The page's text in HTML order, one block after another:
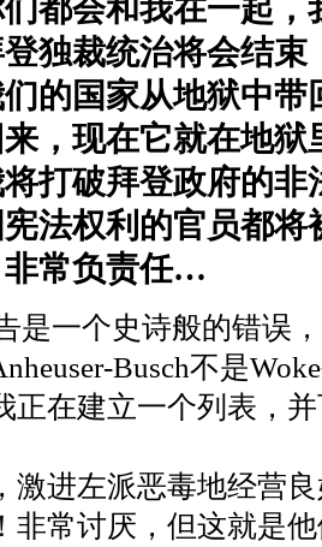
们都会和我在一起
独裁统治将会结束
的国家从地狱中带
，现在它就在地狱
打破拜登政府的非
法权利的官员都将
非常负责任…
是一个史诗般的错误
Busch不是
正在建立一个列表，
激进左派恶毒地经营
常讨厌，但这就是他